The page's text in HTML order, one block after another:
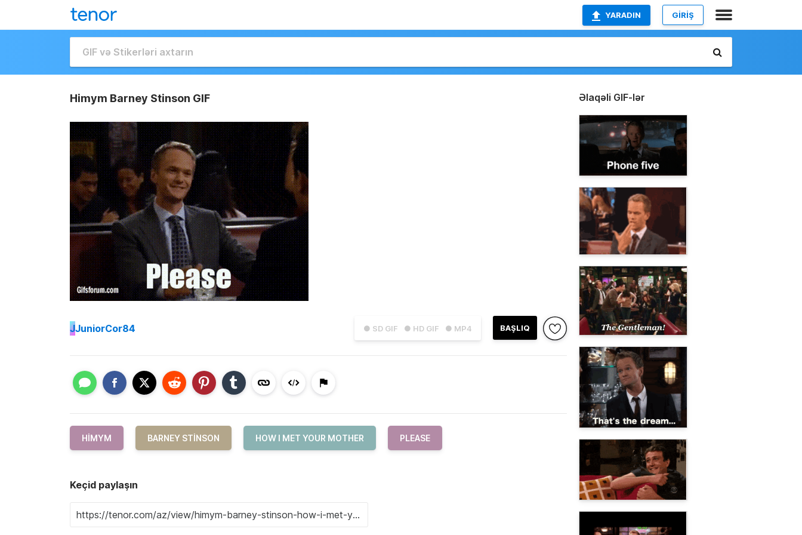
YARADIN GİRİŞ
Himym Barney Stinson GIF
● SD GIF ● HD GIF ● MP4 BAŞLIQ
JJuniorCor84
HIMYM BARNEY STINSON HOW I MET YOUR MOTHER PLEASE
Keçid paylaşın
Əlaqəli GIF-lər